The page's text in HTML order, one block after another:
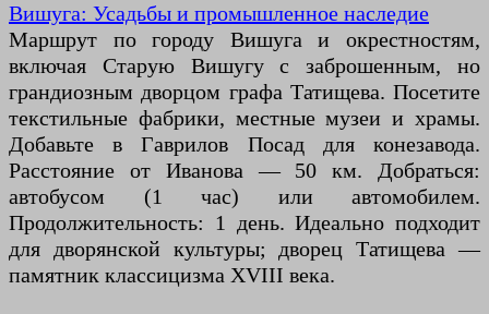
Вишуга: Усадьбы и промышленное наследие
Маршрут по городу Вишуга и окрестностям,
включая Старую Вишугу с заброшенным, но
грандиозным дворцом графа Татищева. Посетите
текстильные фабрики, местные музеи и храмы.
Добавьте в Гаврилов Посад для конезавода.
Расстояние от Иванова — 50 км. Добраться:
автобусом (1 час) или автомобилем.
Продолжительность: 1 день. Идеально подходит
для дворянской культуры; дворец Татищева —
памятник классицизма XVIII века.